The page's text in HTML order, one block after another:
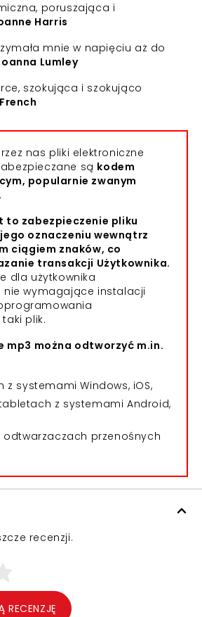
poruszająca i
Harris
mnie w napięciu aż do
Lumley
szokująca i szokująco
nas pliki elektroniczne
są kodem
popularnie zwanym
to zabezpieczenie pliku
oznaczeniu wewnątrz
ciągiem znaków, co
transakcji Użytkownika.
dla użytkownika
nie wymagające instalacji
plik.
mp3 można odtworzyć m.in.
z systemami Windows, iOS,
z systemami Android,
przenośnych
recenzji.
RECENZJĘ